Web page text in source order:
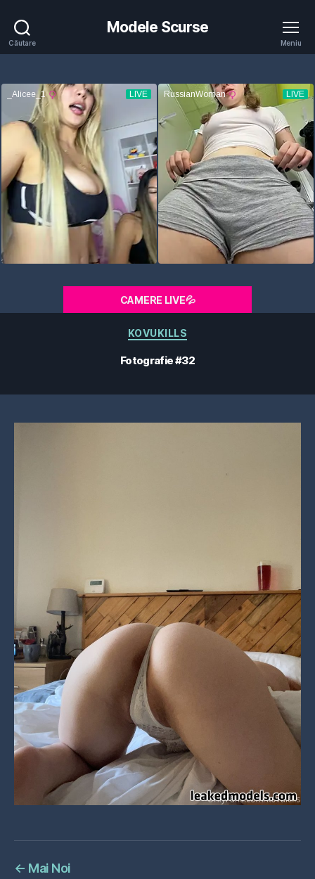
Căutare
Modele Scurse
Meniu
CAMERE LIVE💦
Categorii
KOVUKILLS
Fotografie #32
← Mai Noi